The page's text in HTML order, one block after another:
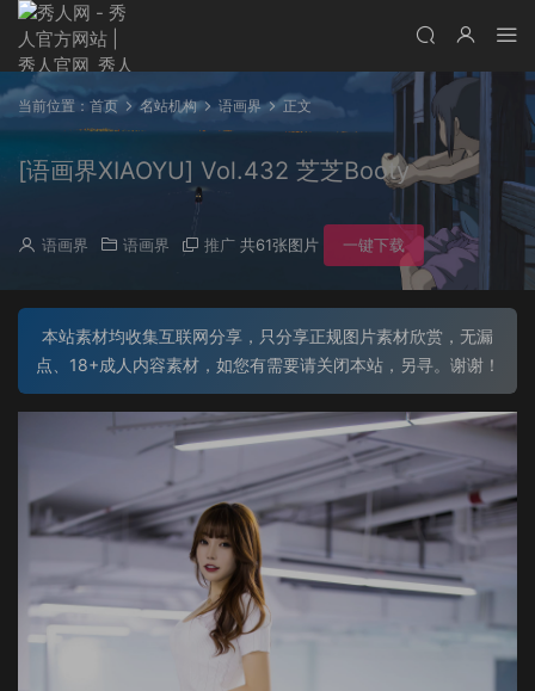
当前位置： 首页 名站机构 语画界 正文
[语画界XIAOYU] Vol.432 芝芝Booty
语画界 语画界 推广 共61张图片 一键下载
本站素材均收集互联网分享，只分享正规图片素材欣赏，无漏
点、18+成人内容素材，如您有需要请关闭本站，另寻。谢谢！